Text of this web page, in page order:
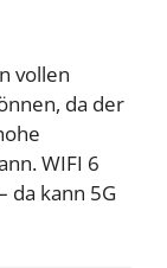
vollen
da der
WIFI 6
da kann 5G